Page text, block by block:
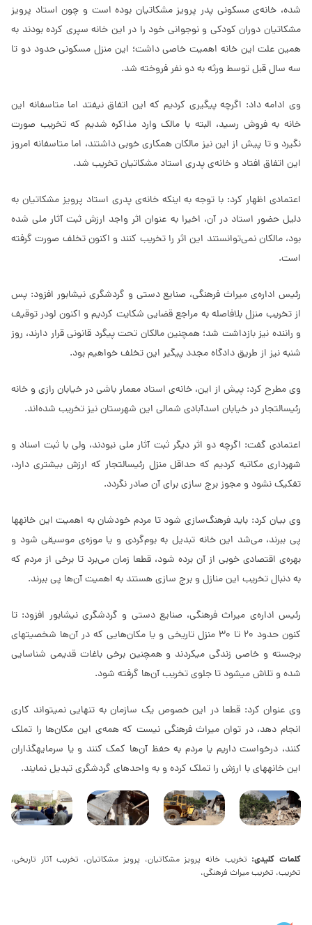
شده، خانه‌ی مسکونی پدر پرویز مشکاتیان بوده است و چون استاد پرویز
مشکاتیان دوران کودکی و نوجوانی خود را در این خانه سپری کرده بودند به
همین علت این خانه اهمیت خاصی داشت؛ این منزل مسکونی حدود دو تا
سه سال قبل توسط ورثه به دو نفر فروخته شد.
وی ادامه داد: اگرچه پیگیری کردیم که این اتفاق نیفتد اما متاسفانه این
خانه به فروش رسید، البته با مالک وارد مذاکره شدیم که تخریب صورت
نگیرد و تا پیش از این نیز مالکان همکاری خوبی داشتند، اما متاسفانه امروز
این اتفاق افتاد و خانه‌ی پدری استاد مشکاتیان تخریب شد.
اعتمادی اظهار کرد: با توجه به اینکه خانه‌ی پدری استاد پرویز مشکاتیان به
دلیل حضور استاد در آن، اخیرا به عنوان اثر واجد ارزش ثبت آثار ملی شده
بود، مالکان نمی‌‏توانستند این اثر را تخریب کنند و اکنون تخلف صورت گرفته
است.
رئیس اداره‌ی میراث فرهنگی، صنایع دستی و گردشگری نیشابور افزود: پس
از تخریب منزل بلافاصله به مراجع قضایی شکایت کردیم و اکنون لودر توقیف
و راننده نیز بازداشت شد؛ همچنین مالکان تحت پیگرد قانونی قرار دارند، روز
شنبه نیز از طریق دادگاه مجدد پیگیر این تخلف خواهیم بود.
وی مطرح کرد: پیش از این، خانه‌ی استاد معمار باشی در خیابان رازی و خانه
رئیس‎التجار در خیابان اسدآبادی شمالی این شهرستان نیز تخریب شده‌اند.
اعتمادی گفت: اگرچه دو اثر دیگر ثبت آثار ملی نبودند، ولی با ثبت اسناد و
شهرداری مکاتبه کردیم که حداقل منزل رئیس‎التجار که ارزش بیشتری دارد،
تفکیک نشود و مجوز برج سازی برای آن صادر نگردد.
وی بیان کرد: باید فرهنگ‌سازی شود تا مردم خودشان به اهمیت این خانه‎ها
پی ببرند، می‌شد این خانه تبدیل به بوم‌گردی و یا موزه‌ی موسیقی شود و
بهره‌ی اقتصادی خوبی از آن برده شود، قطعا زمان می‌‏برد تا برخی از مردم که
به دنبال تخریب این منازل و برج‎ سازی هستند به اهمیت آن‌ها پی ‏ببرند.
رئیس اداره‌ی میراث فرهنگی، صنایع دستی و گردشگری نیشابور افزود: تا
کنون حدود 20 تا 30 منزل تاریخی و یا مکان‌هایی که در آن‌ها شخصیت‎های
برجسته و خاصی زندگی می‎کردند و همچنین برخی باغات قدیمی شناسایی
شده و تلاش می‎شود تا جلوی تخریب آن‌ها گرفته شود.
وی عنوان کرد: قطعا در این خصوص یک سازمان به تنهایی نمی‎تواند کاری
انجام دهد، در توان میراث فرهنگی نیست که همه‌ی این مکان‌ها را تملک
کنند، درخواست داریم یا مردم به حفظ آن‌ها کمک کنند و یا سرمایه‎گذاران
این خانه‎های با ارزش را تملک کرده و به واحدهای گردشگری تبدیل نمایند.
کلمات کلیدی: تخریب خانه پرویز مشکاتیان، پرویز مشکاتیان، تخریب آثار تاریخی،
تخریب، تخریب میراث فرهنگی،